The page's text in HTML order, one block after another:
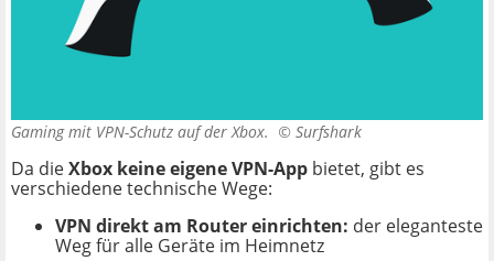
Gaming mit VPN-Schutz auf der Xbox. © Surfshark
Da dieXbox keine eigene VPN-App bietet, gibt es
verschiedene technische Wege:
VPN direkt am Router einrichten: der eleganteste
Weg für alle Geräte im Heimnetz